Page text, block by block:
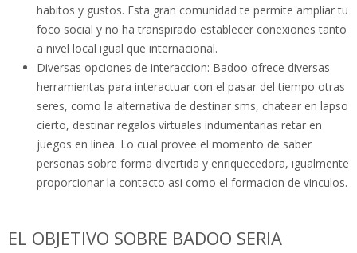
habitos y gustos. Esta gran comunidad te permite ampliar tu
foco social y no ha transpirado establecer conexiones tanto
a nivel local igual que internacional.
Diversas opciones de interaccion: Badoo ofrece diversas
herramientas para interactuar con el pasar del tiempo otras
seres, como la alternativa de destinar sms, chatear en lapso
cierto, destinar regalos virtuales indumentarias retar en
juegos en linea. Lo cual provee el momento de saber
personas sobre forma divertida y enriquecedora, igualmente
proporcionar la contacto asi­ como el formacion de vinculos.
EL OBJETIVO SOBRE BADOO SERI­A